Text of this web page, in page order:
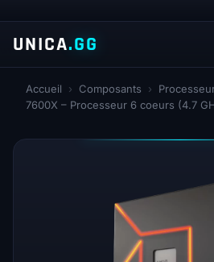
UNICA.GG
Accueil › Composants ›
7600X – Processeur 6 coeurs (4.7